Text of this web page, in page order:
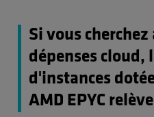
Si vous
dépenses
d'instances
AMD EPYC